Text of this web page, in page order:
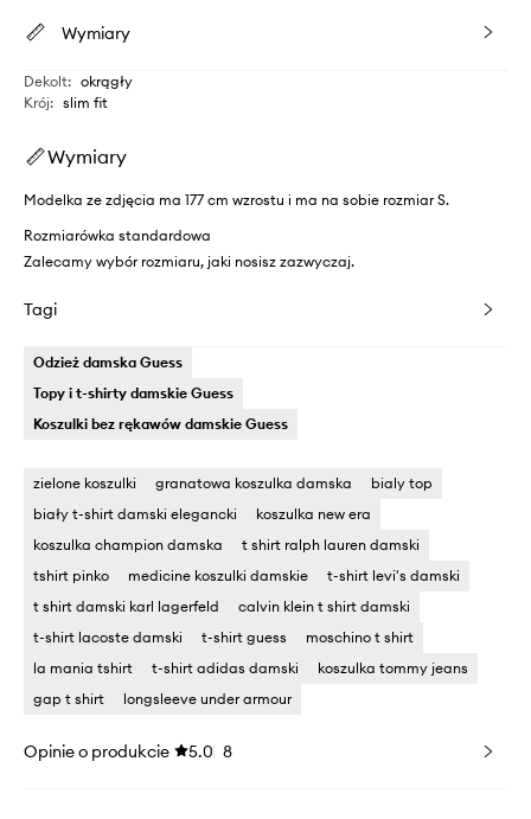
Wymiary
Dekolt: okrągły
Krój: slim fit
Wymiary
Modelka ze zdjęcia ma 177 cm wzrostu i ma na sobie rozmiar S.
Rozmiarówka standardowa
Zalecamy wybór rozmiaru, jaki nosisz zazwyczaj.
Tagi
Odzież damska Guess
Topy i t-shirty damskie Guess
Koszulki bez rękawów damskie Guess
zielone koszulki granatowa koszulka damska
bialy top
biały t-shirt damski elegancki
koszulka new era
koszulka champion damska
t shirt ralph lauren damski
tshirt pinko
medicine koszulki damskie
t-shirt levi's damski
t shirt damski karl lagerfeld
calvin klein t shirt damski
t-shirt lacoste damski
t-shirt guess
moschino t shirt
la mania tshirt
t-shirt adidas damski
koszulka tommy jeans
gap t shirt
longsleeve under armour
Opinie o produkcie 5.0 8